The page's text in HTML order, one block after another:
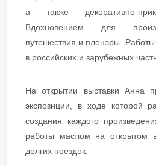
а также декоративно-
Вдохновением для
путешествия и пленэры.
в российских и зарубежных
На открытии выставки Анна
экспозиции, в ходе которой
создания каждого
работы маслом на открытом
долгих поездок.